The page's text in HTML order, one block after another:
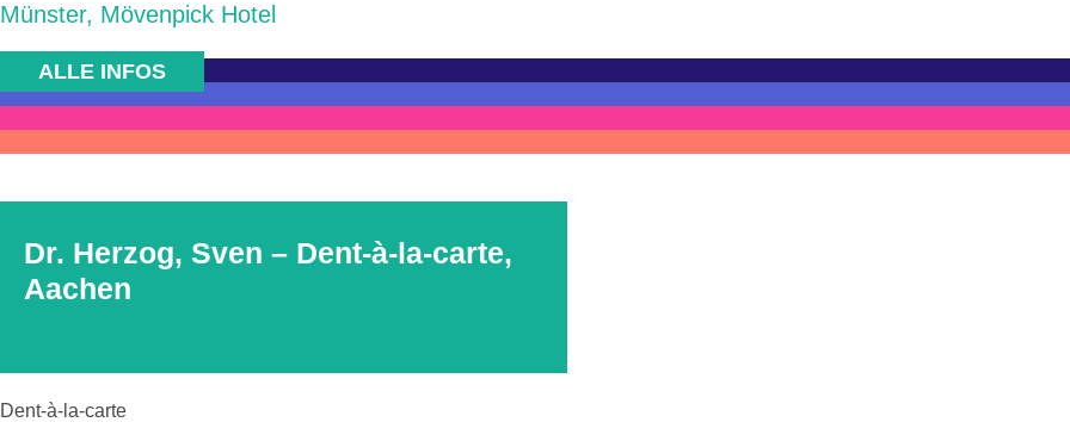
Münster, Mövenpick Hotel
ALLE INFOS
Dr. Herzog, Sven – Dent-à-la-carte,
Aachen
Dent-à-la-carte